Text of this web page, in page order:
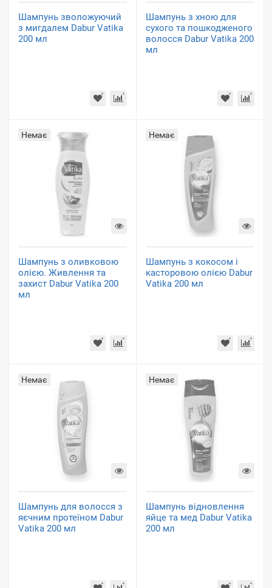
Шампунь зволожуючий
з мигдалем Dabur Vatika
200 мл
Шампунь з хною для
сухого та пошкодженого
волосся Dabur Vatika 200
мл
Немає
Шампунь з оливковою
олією. Живлення та
захист Dabur Vatika 200
мл
Немає
Шампунь з кокосом і
касторовою олією Dabur
Vatika 200 мл
Немає
Шампунь для волосся з
яєчним протеїном Dabur
Vatika 200 мл
Немає
Шампунь відновлення
яйце та мед Dabur Vatika
200 мл